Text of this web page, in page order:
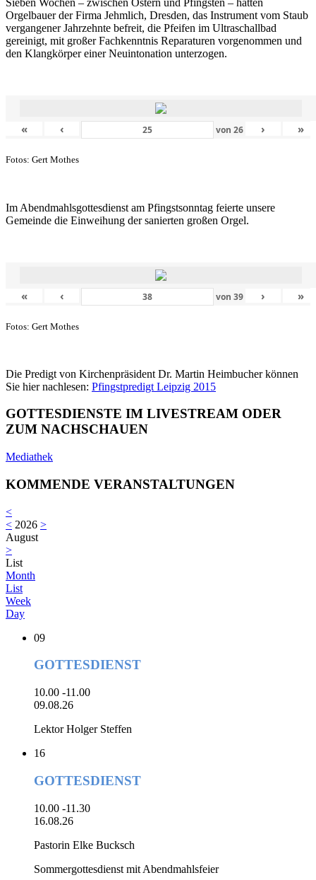
Sieben Wochen – zwischen Ostern und Pfingsten – hatten
Orgelbauer der Firma Jehmlich, Dresden, das Instrument vom Staub
vergangener Jahrzehnte befreit, die Pfeifen im Ultraschallbad
gereinigt, mit großer Fachkenntnis Reparaturen vorgenommen und
den Klangkörper einer Neuintonation unterzogen.
« ‹ von26 › »
Fotos: Gert Mothes
Im Abendmahlsgottesdienst am Pfingstsonntag feierte unsere
Gemeinde die Einweihung der sanierten großen Orgel.
« ‹ von39 › »
Fotos: Gert Mothes
Die Predigt von Kirchenpräsident Dr. Martin Heimbucher können
Sie hier nachlesen: Pfingstpredigt Leipzig 2015
GOTTESDIENSTE IM LIVESTREAM ODER
ZUM NACHSCHAUEN
Mediathek
KOMMENDE VERANSTALTUNGEN
<
< 2026 >
August
>
List
Month
List
Week
Day
09
GOTTESDIENST
10.00 -11.00
09.08.26
Lektor Holger Steffen
16
GOTTESDIENST
10.00 -11.30
16.08.26
Pastorin Elke Bucksch
Sommergottesdienst mit Abendmahlsfeier